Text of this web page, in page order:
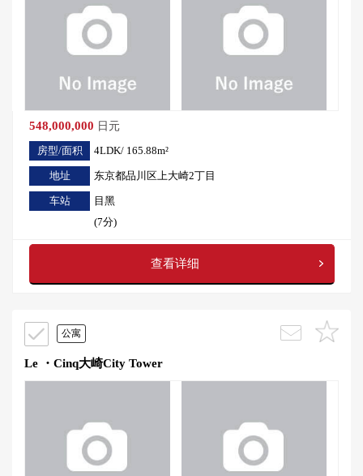
548,000,000 日元
房型/面积
4LDK/ 165.88m²
地址 东京都品川区上大崎2丁目
车站
目黑
(7分)
查看详细
公寓
Le ・Cinq大崎City Tower